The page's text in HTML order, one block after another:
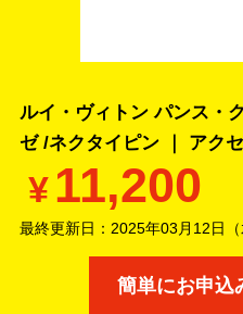
ルイ・ヴィトン パンス・
ゼ /ネクタイピン ｜ アク
¥11,200
最終更新日： 2025年03月12日（
簡単にお申込